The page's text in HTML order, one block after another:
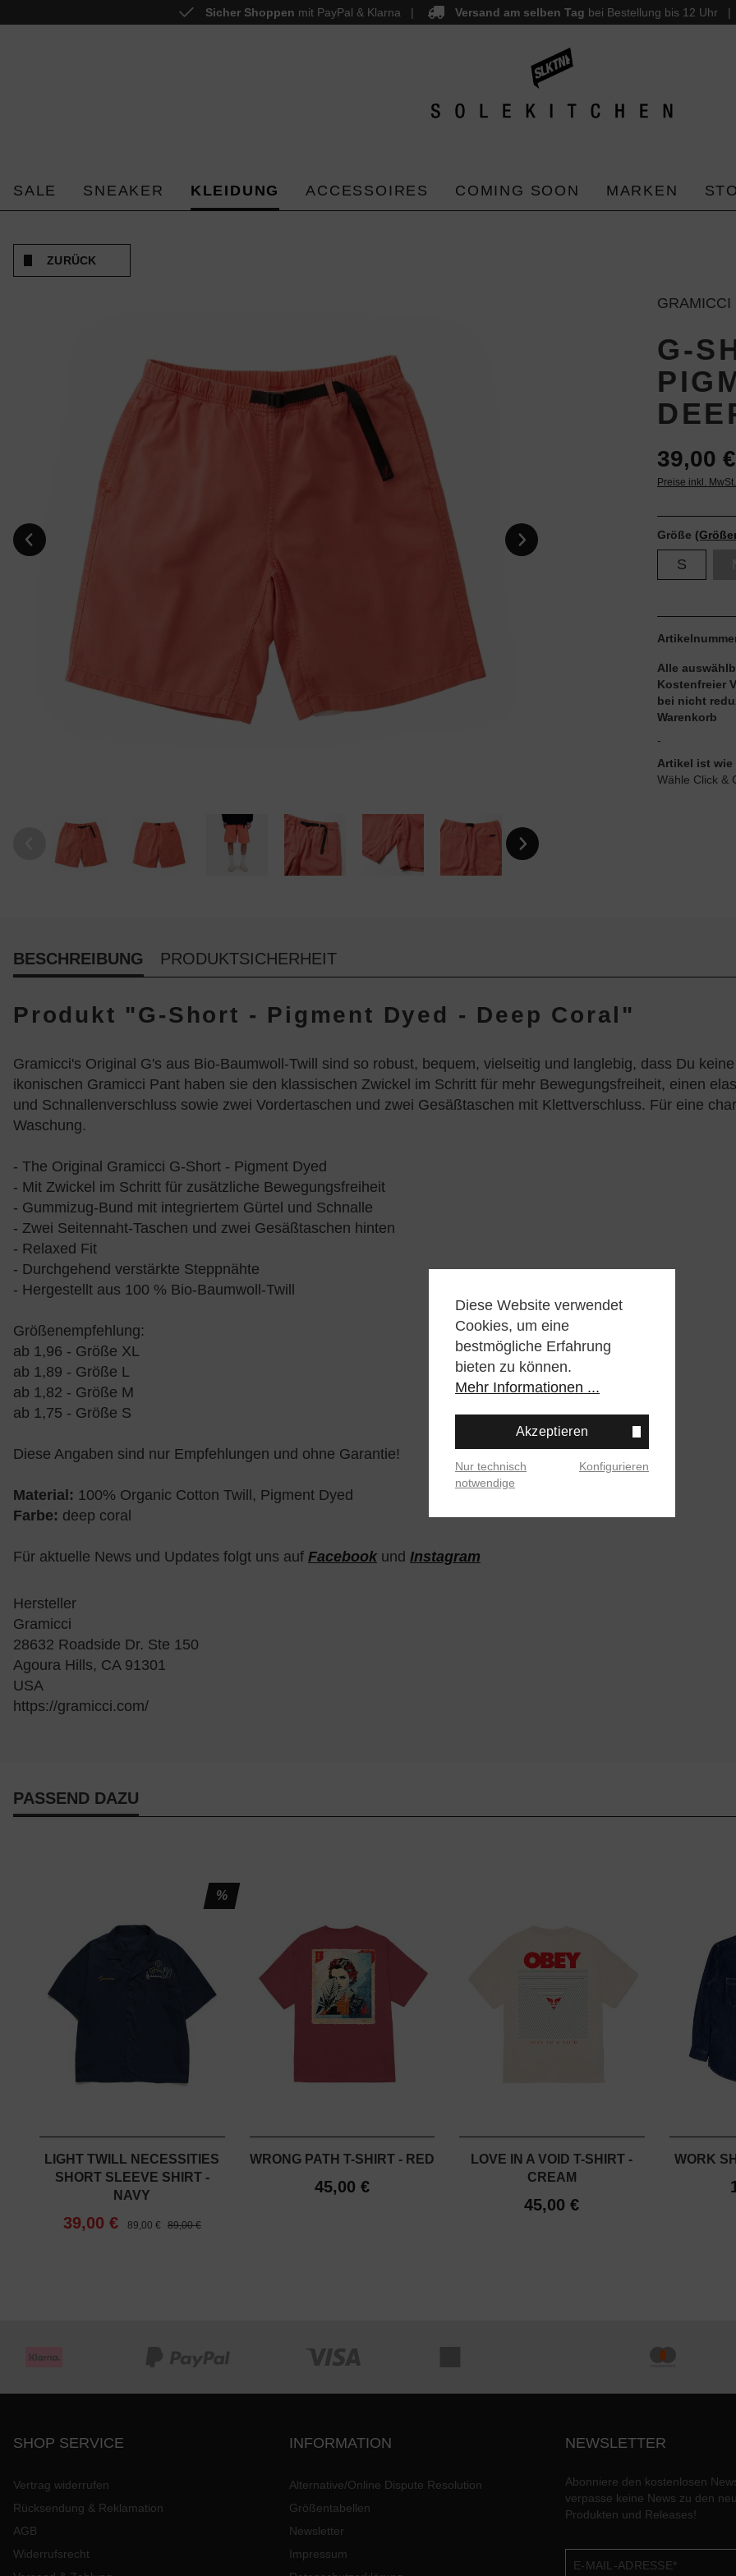
Zur Hauptnavigation springen
Sicher Shoppen mit PayPal & Klarna Versand am selben Tag bei Bestellung bis 12 Uhr
SALE SNEAKER KLEIDUNG ACCESSOIRES COMING SOON MARKEN
ZURÜCK
GRAMICCI
G-
39,00
Preise inkl.
Größe
S
Alle
Kostenfreier
bei nicht
Warenkorb
-
Artikel ist wie
Wähle Click &
BESCHREIBUNG PRODUKTSICHERHEIT
Produkt "G-Short - Pigment Dyed - Deep Coral"
Gramicci's Original G's aus Bio-Baumwoll-Twill sind so robust, bequem, vielseitig und langlebig, dass Du
ikonischen Gramicci Pant haben sie den klassischen Zwickel im Schritt für mehr Bewegungsfreiheit, einen
und Schnallenverschluss sowie zwei Vordertaschen und zwei Gesäßtaschen mit Klettverschluss. Für eine
Waschung.
- The Original Gramicci G-Short - Pigment Dyed
- Mit Zwickel im Schritt für zusätzliche Bewegungsfreiheit
- Gummizug-Bund mit integriertem Gürtel und Schnalle
- Zwei Seitennaht-Taschen und zwei Gesäßtaschen hinten
- Relaxed Fit
- Durchgehend verstärkte Steppnähte
- Hergestellt aus 100 % Bio-Baumwoll-Twill
Größenempfehlung:
ab 1,96 - Größe XL
ab 1,89 - Größe L
ab 1,82 - Größe M
ab 1,75 - Größe S
Diese Angaben sind nur Empfehlungen und ohne Garantie!
Material: 100% Organic Cotton Twill, Pigment Dyed
Farbe: deep coral
Für aktuelle News und Updates folgt uns auf Facebook und Instagram
Hersteller
Gramicci
28632 Roadside Dr. Ste 150
Agoura Hills, CA 91301
USA
https://gramicci.com/
PASSEND DAZU
%
LIGHT TWILL NECESSITIES
SHORT SLEEVE SHIRT -
NAVY
39,00 € 89,00 € 89,00 €
WRONG PATH T-SHIRT - RED
45,00 €
LOVE IN A VOID T-SHIRT -
CREAM
45,00 €
WORK
SHOP SERVICE
Vertrag widerrufen
Rücksendung & Reklamation
AGB
Widerrufsrecht
INFORMATION
Alternative/Online Dispute Resolution
Größentabellen
Newsletter
Impressum
NEWSLETTER
Abonniere den kostenlosen
verpasse keine News zu den
Produkten und Releases!
Diese Website verwendet
Cookies, um eine
bestmögliche Erfahrung
bieten zu können.
Mehr Informationen ...
Akzeptieren
Nur technisch
notwendige
Konfigurieren